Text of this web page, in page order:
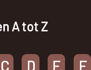
A tot Z
C D E
F